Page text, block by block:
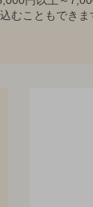
むこともでき